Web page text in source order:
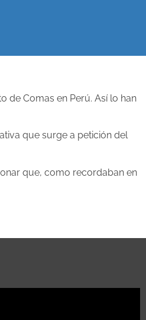
de Comas en Perú. Así lo han
que surge a petición del
que, como recordaban en